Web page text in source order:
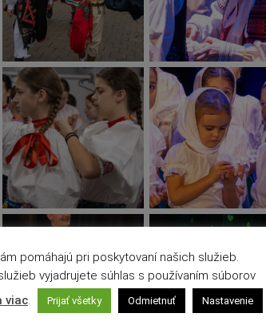
pomáhajú pri poskytovaní našich služieb.
vyjadrujete súhlas s používaním súborov
viac Prijať všetky Odmietnuť Nastavenie